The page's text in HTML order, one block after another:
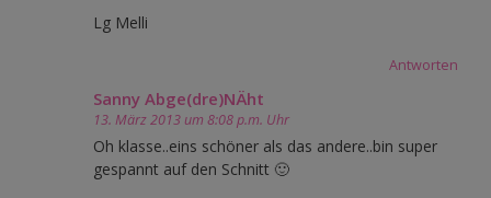
Lg Melli
Antworten
Sanny Abge(dre)NÄht
13. März 2013 um 8:08 p.m. Uhr
Oh klasse..eins schöner als das andere..bin super
gespannt auf den Schnitt 🙂